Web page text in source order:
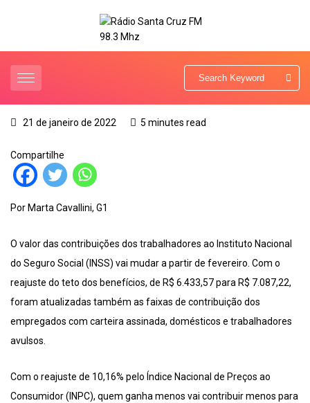
21 de janeiro de 2022 5 minutes read
Compartilhe
Por Marta Cavallini, G1
O valor das contribuições dos trabalhadores ao Instituto Nacional
do Seguro Social (INSS) vai mudar a partir de fevereiro. Com o
reajuste do teto dos benefícios, de R$ 6.433,57 para R$ 7.087,22,
foram atualizadas também as faixas de contribuição dos
empregados com carteira assinada, domésticos e trabalhadores
avulsos.
Com o reajuste de 10,16% pelo Índice Nacional de Preços ao
Consumidor (INPC), quem ganha menos vai contribuir menos para